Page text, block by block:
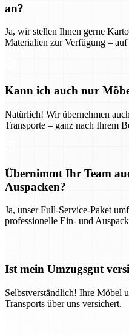
an?
Ja, wir stellen Ihnen gerne
Materialien zur Verfügung –
Kann ich auch nur
Natürlich! Wir übernehmen
Transporte – ganz nach Ihrem
Übernimmt Ihr Team
Auspacken?
Ja, unser Full-Service-Paket
professionelle Ein- und
Ist mein Umzugsgut
Selbstverständlich! Ihre Möbel
Transports über uns versichert.